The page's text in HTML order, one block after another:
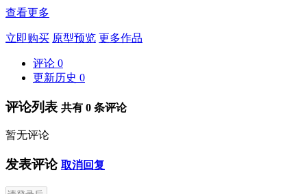
查看更多
立即购买 原型预览 更多作品
评论 0
更新历史 0
评论列表 共有 0 条评论
暂无评论
发表评论 取消回复